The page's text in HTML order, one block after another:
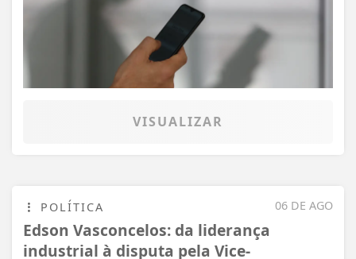
VISUALIZAR
06 DE AGO
POLÍTICA
Edson Vasconcelos: da liderança
industrial à disputa pela Vice-